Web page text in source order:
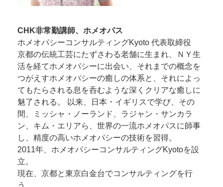
CHK非常勤講師、ホメオパス
ホメオパシーコンサルティングKyoto 代表取締役
京都の伝統工芸にたずさわる老舗に生まれ、ＮＹ生
活を経てホメオパシーに出会い、それまでの概念を
つがえすホメオパシーの癒しの体系と、それによっ
てもたらされる息を呑むような深くクリアな癒しに
魅了される。 以来、日本・イギリスで学び、その
間、ミッシャ・ノーランド、ラジャン・サンカラ
ン、キム・エリアら、世界の一流ホメオパスに師事
し、精度の高いホメオパシーの技術を習得。
2011年、ホメオパシーコンサルティングKyotoを設
立。
現在、京都と東京白金台でコンサルティングを行
う。